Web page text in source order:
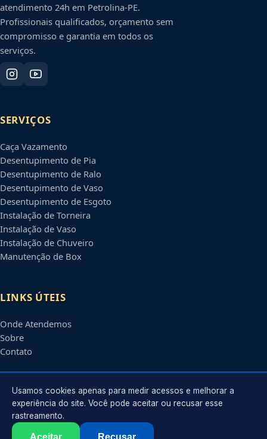
atendimento 24h em Petrolina-PE.
Profissionais qualificados, orçamento sem
compromisso e garantia em todos os
serviços.
SERVIÇOS
Caça Vazamento
Desentupimento de Pia
Desentupimento de Ralo
Desentupimento de Vaso
Desentupimento de Esgoto
Instalação de Torneira
Instalação de Vaso
Instalação de Chuveiro
Manutenção de Box
LINKS ÚTEIS
Onde Atendemos
Sobre
Contato
CONTATO
Atendimento em
contato@encanadorempetrolina.com.br
Usamos cookies apenas para medir acessos e melhorar a
experiência do site. Você pode aceitar ou recusar esse
rastreamento.
Aceitar Recusar